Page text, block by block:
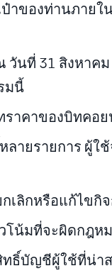
ป๋าของท่านภาย
วันที่ 31 สิงหา
มนี้
ราคาของบิทคอ
ยรายการ ผู้ใช้
เลิกหรือแก้ไขกิ
มที่จะผิดกฎหม
ทธิ์บัญชีผู้ใช้ที่น่า